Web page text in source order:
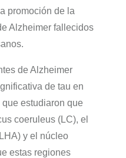
promoción de la
Alzheimer fallecidos
de Alzheimer
de tau en
que estudiaron que
coeruleus (LC), el
y el núcleo
estas regiones